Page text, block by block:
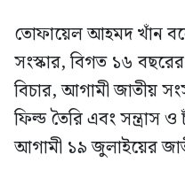
তোফায়েল আহমদ খাঁন
সংস্কার, বিগত ১৬
বিচার, আগামী জাতীয়
ফিল্ড তৈরি এবং সন্ত্রাস
আগামী ১৯ জুলাইয়ের